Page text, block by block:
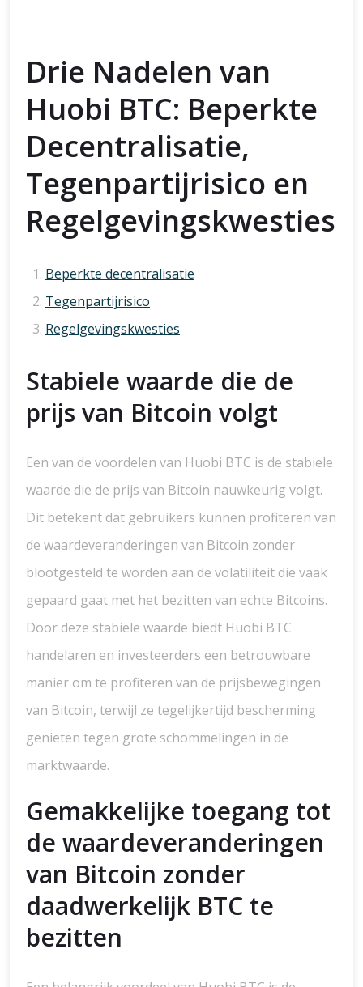
Drie Nadelen van
Huobi BTC: Beperkte
Decentralisatie,
Tegenpartijrisico en
Regelgevingskwesties
Beperkte decentralisatie
Tegenpartijrisico
Regelgevingskwesties
Stabiele waarde die de
prijs van Bitcoin volgt
Een van de voordelen van Huobi BTC is de stabiele
waarde die de prijs van Bitcoin nauwkeurig volgt.
Dit betekent dat gebruikers kunnen profiteren van
de waardeveranderingen van Bitcoin zonder
blootgesteld te worden aan de volatiliteit die vaak
gepaard gaat met het bezitten van echte Bitcoins.
Door deze stabiele waarde biedt Huobi BTC
handelaren en investeerders een betrouwbare
manier om te profiteren van de prijsbewegingen
van Bitcoin, terwijl ze tegelijkertijd bescherming
genieten tegen grote schommelingen in de
marktwaarde.
Gemakkelijke toegang tot
de waardeveranderingen
van Bitcoin zonder
daadwerkelijk BTC te
bezitten